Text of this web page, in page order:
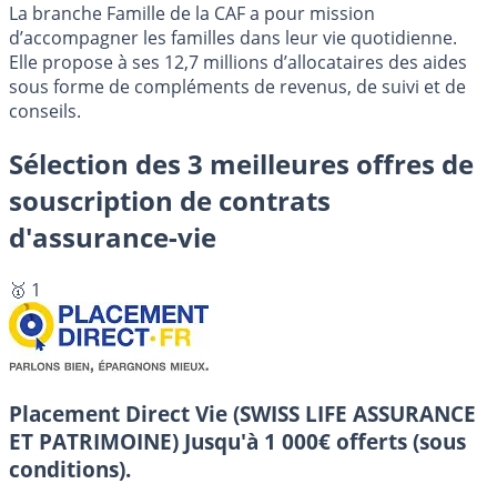
La branche Famille de la CAF a pour mission
d’accompagner les familles dans leur vie quotidienne.
Elle propose à ses 12,7 millions d’allocataires des aides
sous forme de compléments de revenus, de suivi et de
conseils.
Sélection des 3 meilleures offres de
souscription de contrats
d'assurance-vie
🥇 1
Placement Direct Vie (SWISS LIFE ASSURANCE
ET PATRIMOINE) Jusqu'à 1 000€ offerts (sous
conditions).